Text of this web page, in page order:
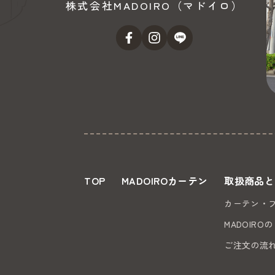
株式会社MADOIRO（マドイロ）
TOP MADOIROカーテン 取扱商品
カーテン・
MADOIRO
ご注文の流